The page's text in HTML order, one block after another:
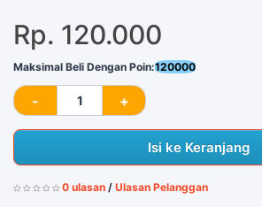
Rp. 120.000
Maksimal Beli Dengan Poin:120000
Isi ke Keranjang
0 ulasan / Ulasan Pelanggan